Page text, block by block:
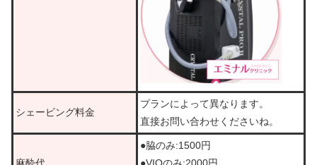
シェービング料金
プランによって異なります。
直接お問い合わせくださいね。
●脇のみ:1500円